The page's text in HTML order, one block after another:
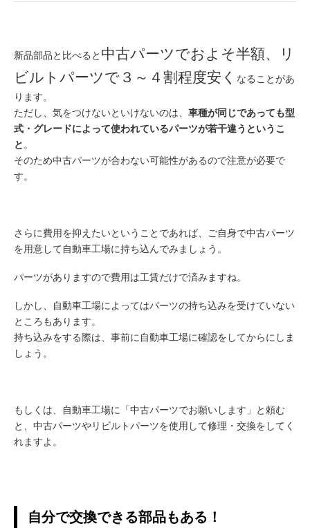
新品部品と比べると 中古パーツでおよそ半額、リ
ビルトパーツで３～４割程度安く なることがあ
ります。
ただし、気をつけないといけないのは、 車種が同じであっても型
式・グレードによって使われているパーツが若干違うというこ
と。
そのため中古パーツが合わない可能性があるので注意が必要で
す。
さらに費用を抑えたいということであれば、ご自身で中古パーツ
を用意して自動車工場に持ち込んでみましょう。
パーツがありますので費用は工賃だけで済みますね。
しかし、自動車工場によってはパーツの持ち込みを受けていない
ところもあります。
持ち込みをする際は、事前に自動車工場に確認をしてからにしま
しょう。
もしくは、自動車工場に「中古パーツでお願いします」と頼む
と、中古パーツやリビルトパーツを使用して修理・交換をしてく
れますよ。
自分で交換できる部品もある！